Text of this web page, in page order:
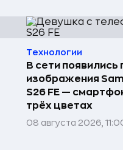
Технологии
В сети появились
изображения
S26 FE —
трёх цветах
08 августа 2026,